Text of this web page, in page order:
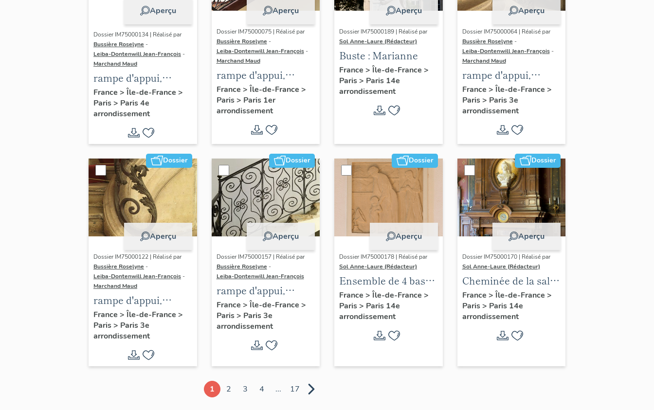
Aperçu
Dossier IM75000134 | Réalisé par
Bussière Roselyne -
Leiba-Dontenwill Jean-François -
Marchand Maud
rampe d'appui,
escalier de la maison
à porte cochère dite
hôtel Charpentier
(non étudié)
France > Île-de-France >
Paris> Paris 4e
arrondissement
Aperçu
Dossier IM75000075 | Réalisé par
Bussière Roselyne -
Leiba-Dontenwill Jean-François -
Marchand Maud
rampe d'appui,
escalier de la maison
à porte cochère (non
étudié)
France > Île-de-France >
Paris> Paris 1er
arrondissement
Aperçu
Dossier IM75000189 | Réalisé par
Sol Anne-Laure (Rédacteur)
Buste : Marianne
France > Île-de-France >
Paris> Paris 14e
arrondissement
Aperçu
Dossier IM75000064 | Réalisé par
Bussière Roselyne -
Leiba-Dontenwill Jean-François -
Marchand Maud
rampe d'appui,
escalier de la maison
à porte cochère dite
hôtel Le Lièvre de
La Grange
France > Île-de-France >
Paris> Paris 3e
arrondissement
Dossier
Aperçu
Dossier IM75000122 | Réalisé par
Bussière Roselyne -
Leiba-Dontenwill Jean-François -
Marchand Maud
rampe d'appui,
escalier de la maison
à porte cochère (non
étudié)
France > Île-de-France >
Paris> Paris 3e
arrondissement
Dossier
Aperçu
Dossier IM75000157 | Réalisé par
Bussière Roselyne -
Leiba-Dontenwill Jean-François
rampe d'appui,
escalier de la maison
à porte cochère dite
hôtel de Bence (non
France > Île-de-France >
Paris> Paris 3e
arrondissement
Dossier
Aperçu
Dossier IM75000178 | Réalisé par
Sol Anne-Laure (Rédacteur)
Ensemble de 4 bas
reliefs : Les saisons
France > Île-de-France >
Paris> Paris 14e
arrondissement
Dossier
Aperçu
Dossier IM75000170 | Réalisé par
Sol Anne-Laure (Rédacteur)
Cheminée de la salle
des mariages
France > Île-de-France >
Paris> Paris 14e
arrondissement
1 2 3 4 ... 17